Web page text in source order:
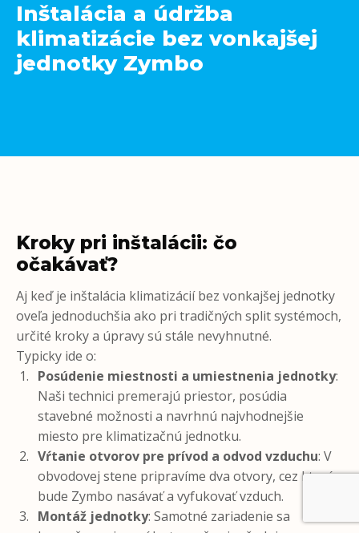
Inštalácia a údržba
klimatizácie bez vonkajšej
jednotky Zymbo
Kroky pri inštalácii: čo
očakávať?
Aj keď je inštalácia klimatizácií bez vonkajšej jednotky
oveľa jednoduchšia ako pri tradičných split systémoch,
určité kroky a úpravy sú stále nevyhnutné.
Typicky ide o:
Posúdenie miestnosti a umiestnenia jednotky:
Naši technici premerajú priestor, posúdia
stavebné možnosti a navrhnú najvhodnejšie
miesto pre klimatizačnú jednotku.
Vŕtanie otvorov pre prívod a odvod vzduchu: V
obvodovej stene pripravíme dva otvory, cez ktoré
bude Zymbo nasávať a vyfukovať vzduch.
Montáž jednotky: Samotné zariadenie sa